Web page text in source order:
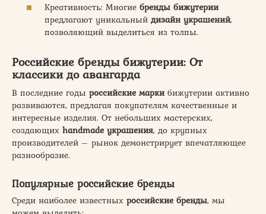
Креативность: Многие бренды бижутерии
предлагают уникальный дизайн украшений,
позволяющий выделиться из толпы.
Российские бренды бижутерии: От
классики до авангарда
В последние годы российские маркибижутерии активно
развиваются, предлагая покупателям качественные и
интересные изделия. От небольших мастерских,
создающих handmade украшения, до крупных
производителей – рынок демонстрирует впечатляющее
разнообразие.
Популярные российские бренды
Среди наиболее известных российские бренды, мы